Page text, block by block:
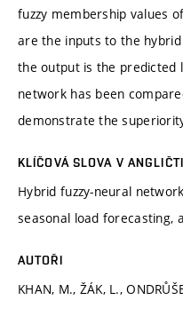
fuzzy membership values
are the inputs to the
the output is the predicted
network has been
demonstrate the
KLÍČOVÁ SLOVA V
Hybrid fuzzy-neural
seasonal load forecasting,
AUTOŘI
KHAN, M., ŽÁK, L.,